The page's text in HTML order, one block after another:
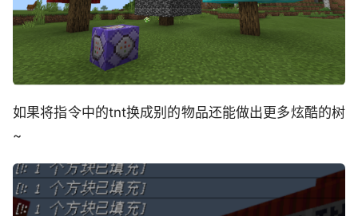
如果将指令中的tnt换成别的物品还能做出更多炫酷的树
~